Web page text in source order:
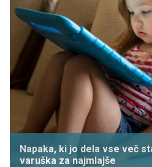
Napaka, ki jo dela vse več
varuška za najmlajše